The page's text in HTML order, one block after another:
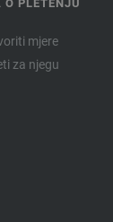
O PLETENJU
mjere
za njegu